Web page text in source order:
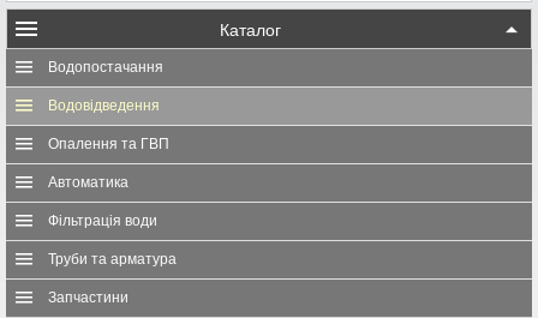
Каталог
Водопостачання
Водовідведення
Опалення та ГВП
Автоматика
Фільтрація води
Труби та арматура
Запчастини